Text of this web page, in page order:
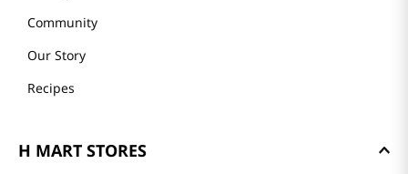
Community
Our Story
Recipes
H MART STORES